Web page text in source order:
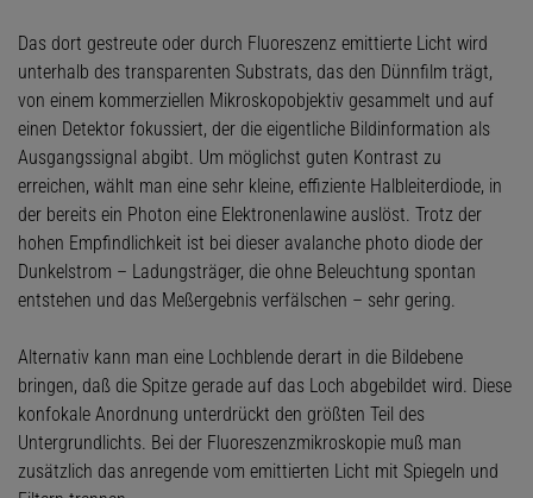
Das dort gestreute oder durch Fluoreszenz emittierte Licht wird
unterhalb des transparenten Substrats, das den Dünnfilm trägt,
von einem kommerziellen Mikroskopobjektiv gesammelt und auf
einen Detektor fokussiert, der die eigentliche Bildinformation als
Ausgangssignal abgibt. Um möglichst guten Kontrast zu
erreichen, wählt man eine sehr kleine, effiziente Halbleiterdiode, in
der bereits ein Photon eine Elektronenlawine auslöst. Trotz der
hohen Empfindlichkeit ist bei dieser avalanche photo diode der
Dunkelstrom – Ladungsträger, die ohne Beleuchtung spontan
entstehen und das Meßergebnis verfälschen – sehr gering.
Alternativ kann man eine Lochblende derart in die Bildebene
bringen, daß die Spitze gerade auf das Loch abgebildet wird. Diese
konfokale Anordnung unterdrückt den größten Teil des
Untergrundlichts. Bei der Fluoreszenzmikroskopie muß man
zusätzlich das anregende vom emittierten Licht mit Spiegeln und